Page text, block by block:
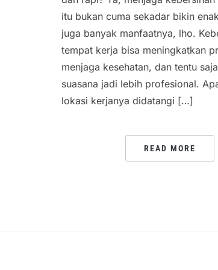
itu bukan cuma sekadar bikin
juga banyak manfaatnya, lho.
tempat kerja bisa meningkatkan
menjaga kesehatan, dan tentu
suasana jadi lebih profesional.
lokasi kerjanya didatangi […]
READ MORE